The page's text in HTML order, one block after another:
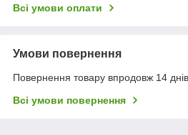
Всі умови оплати
Умови повернення
Повернення товару впродовж 14
Всі умови повернення